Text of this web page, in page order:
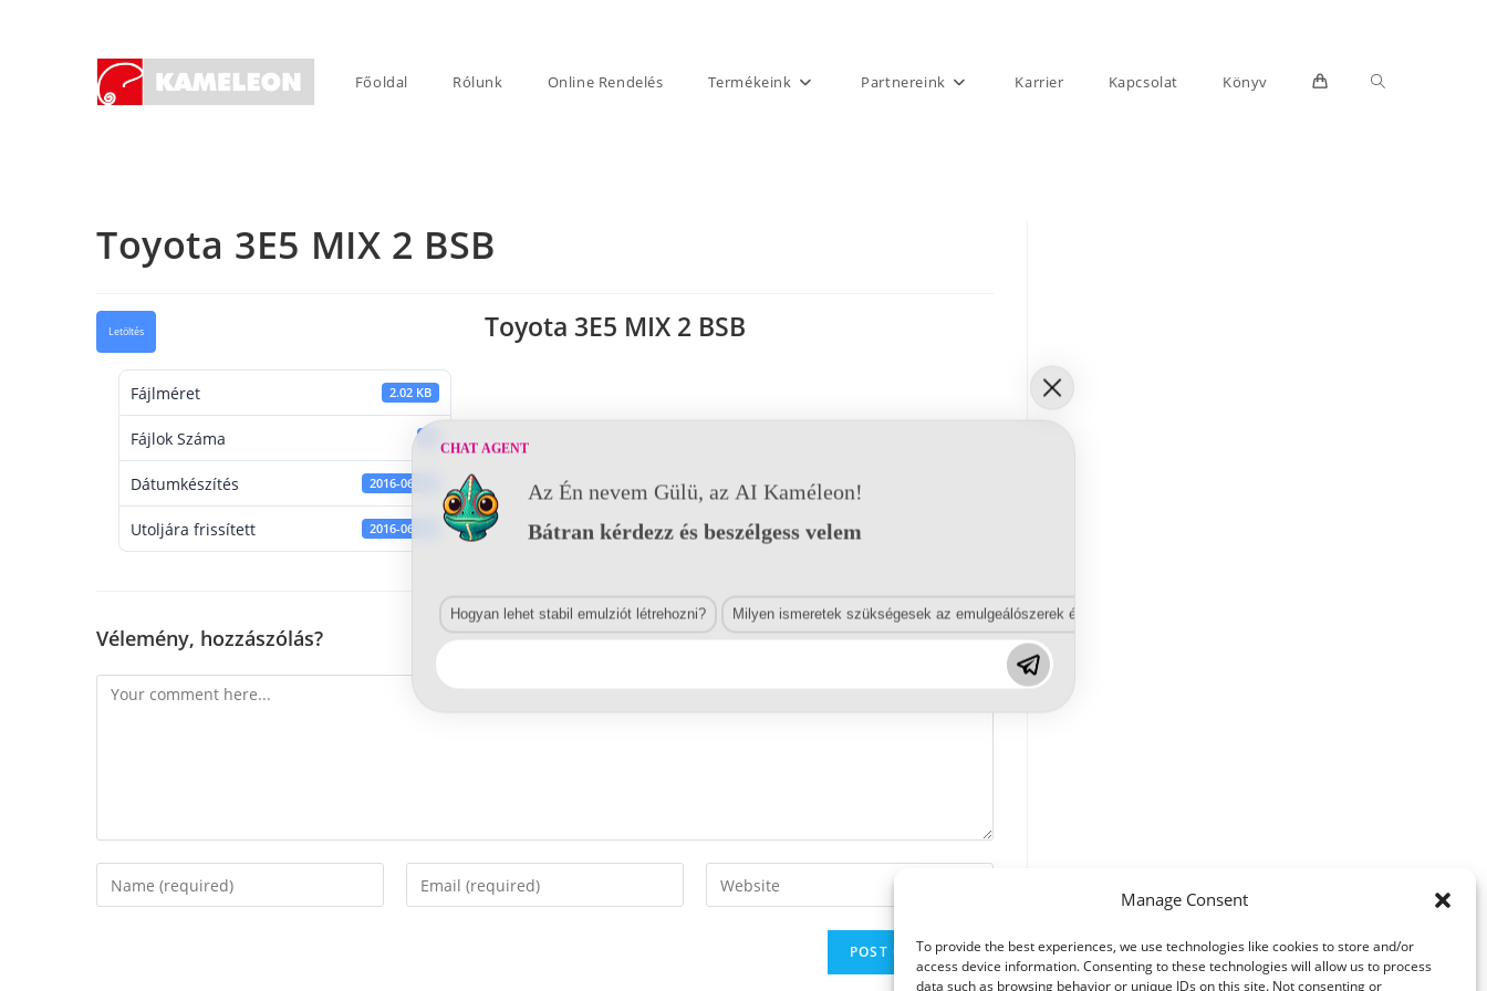
Manage Consent
To provide the best experiences, we use technologies like cookies to store and/or
access device information. Consenting to these technologies will allow us to process
data such as browsing behavior or unique IDs on this site. Not consenting or
Főoldal Rólunk Online Rendelés Termékeink Partnereink Karrier Kapcsolat Könyv Toggle
Toyota 3E5 MIX 2 BSB
Letöltés
Fájlméret 2.02 KB
Fájlok Száma
Dátumkészítés 2016-06-22
Utoljára frissített 2016-06-22
Toyota 3E5 MIX 2 BSB
Vélemény, hozzászólás?
Comment
Enter
your
Enter
your
Enter
your
CHAT AGENT
Az Én nevem Gülü, az AI Kaméleon!
Bátran kérdezz és beszélgess velem
Hogyan lehet stabil emulziót létrehozni? Milyen ismeretek szükségesek az emulgeálószerek és diszpergálószerek terén?